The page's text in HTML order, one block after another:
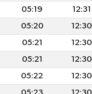
05:19 12:31
05:20 12:30
05:21 12:30
05:21 12:30
05:22 12:30